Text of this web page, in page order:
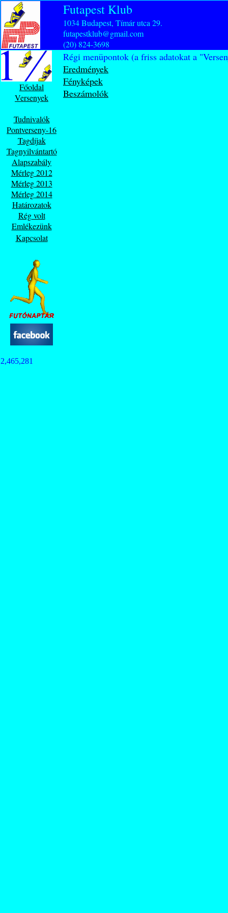
Futapest Klub
1034 Budapest, Tímár utca 29.
futapestklub@gmail.com
(20) 824-3698
Főoldal
Versenyek
Tudnivalók
Pontverseny-16
Tagdíjak
Tagnyilvántartó
Alapszabály
Mérleg 2012
Mérleg 2013
Mérleg 2014
Határozatok
Rég volt
Emlékezünk
Kapcsolat
Régi menüpontok (a friss adatokat a
Eredmények
Fényképek
Beszámolók
2,465,281